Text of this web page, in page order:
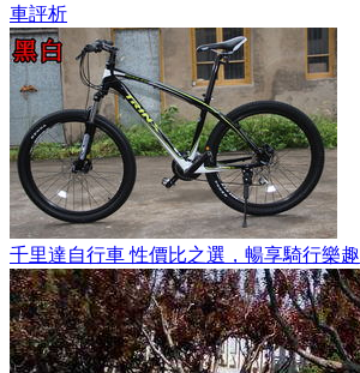
車評析
千里達自行車 性價比之選，暢享騎行樂趣